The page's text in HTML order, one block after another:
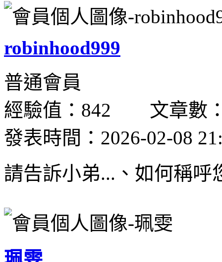
robinhood999
普通會員
經驗值：842 文章數
發表時間：2026-02-08
請告訴小弟...、如何稱呼